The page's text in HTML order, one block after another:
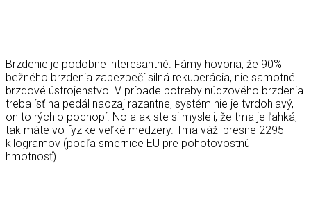
Brzdenie je podobne interesantné. Fámy hovoria, že 90%
bežného brzdenia zabezpečí silná rekuperácia, nie samotné
brzdové ústrojenstvo. V prípade potreby núdzového brzdenia
treba ísť na pedál naozaj razantne, systém nie je tvrdohlavý,
on to rýchlo pochopí. No a ak ste si mysleli, že tma je ľahká,
tak máte vo fyzike veľké medzery. Tma váži presne 2295
kilogramov (podľa smernice EU pre pohotovostnú
hmotnosť).